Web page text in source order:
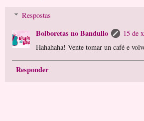
Respostas
Bolboretas no Bandullo
15 de
Hahahaha! Vente tomar un café e
Responder